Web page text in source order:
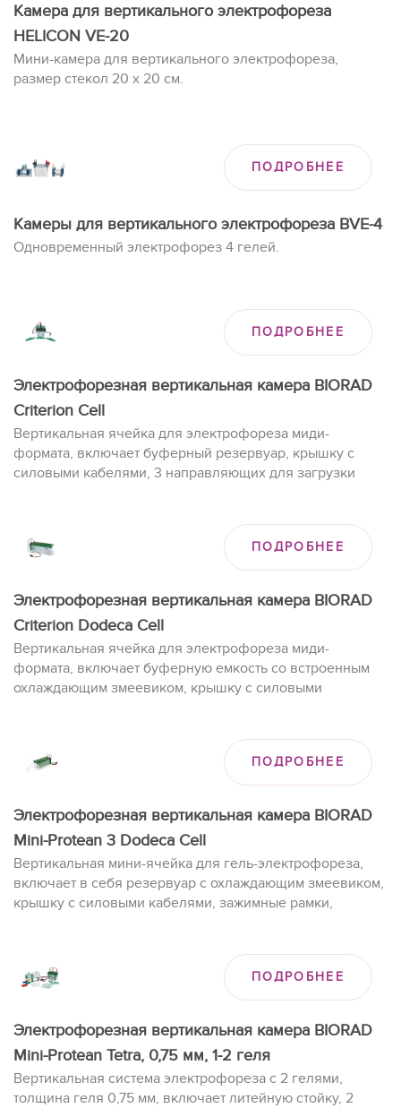
Камера для вертикального электрофореза
HELICON VE-20
Мини-камера для вертикального электрофореза,
размер стекол 20 х 20 см.
ПОДРОБНЕЕ
Камеры для вертикального электрофореза BVE-4
Одновременный электрофорез 4 гелей.
ПОДРОБНЕЕ
Электрофорезная вертикальная камера BIORAD
Criterion Cell
Вертикальная ячейка для электрофореза миди-
формата, включает буферный резервуар, крышку с
силовыми кабелями, 3 направляющих для загрузки
ПОДРОБНЕЕ
Электрофорезная вертикальная камера BIORAD
Criterion Dodeca Cell
Вертикальная ячейка для электрофореза миди-
формата, включает буферную емкость со встроенным
охлаждающим змеевиком, крышку с силовыми
ПОДРОБНЕЕ
Электрофорезная вертикальная камера BIORAD
Mini-Protean 3 Dodeca Cell
Вертикальная мини-ячейка для гель-электрофореза,
включает в себя резервуар с охлаждающим змеевиком,
крышку с силовыми кабелями, зажимные рамки,
ПОДРОБНЕЕ
Электрофорезная вертикальная камера BIORAD
Mini-Protean Tetra, 0,75 мм, 1-2 геля
Вертикальная система электрофореза с 2 гелями,
толщина геля 0,75 мм, включает литейную стойку, 2